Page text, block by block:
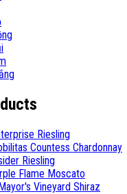
Riesling
Countess Chardonnay
Riesling
Flame Moscato
Vineyard Shiraz